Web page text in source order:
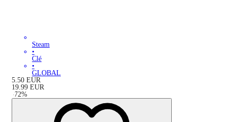
Steam
•
Clé
•
GLOBAL
5.50 EUR
19.99 EUR
-72%